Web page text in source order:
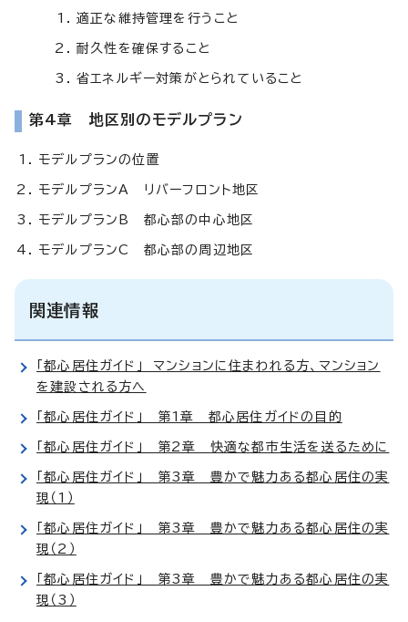
適正な維持管理を行うこと
耐久性を確保すること
省エネルギー対策がとられていること
第4章 地区別のモデルプラン
モデルプランの位置
モデルプランA リバーフロント地区
モデルプランB 都心部の中心地区
モデルプランC 都心部の周辺地区
関連情報
「都心居住ガイド」 マンションに住まわれる方、マンション
を建設される方へ
「都心居住ガイド」 第1章 都心居住ガイドの目的
「都心居住ガイド」 第2章 快適な都市生活を送るために
「都心居住ガイド」 第3章 豊かで魅力ある都心居住の実
現（1）
「都心居住ガイド」 第3章 豊かで魅力ある都心居住の実
現（2）
「都心居住ガイド」 第3章 豊かで魅力ある都心居住の実
現（3）